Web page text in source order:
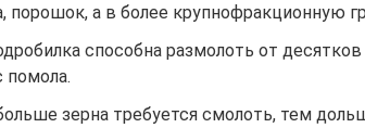
порошок, а в более крупнофракционную
способна размолоть от
помола.
зерна требуется смолоть, тем